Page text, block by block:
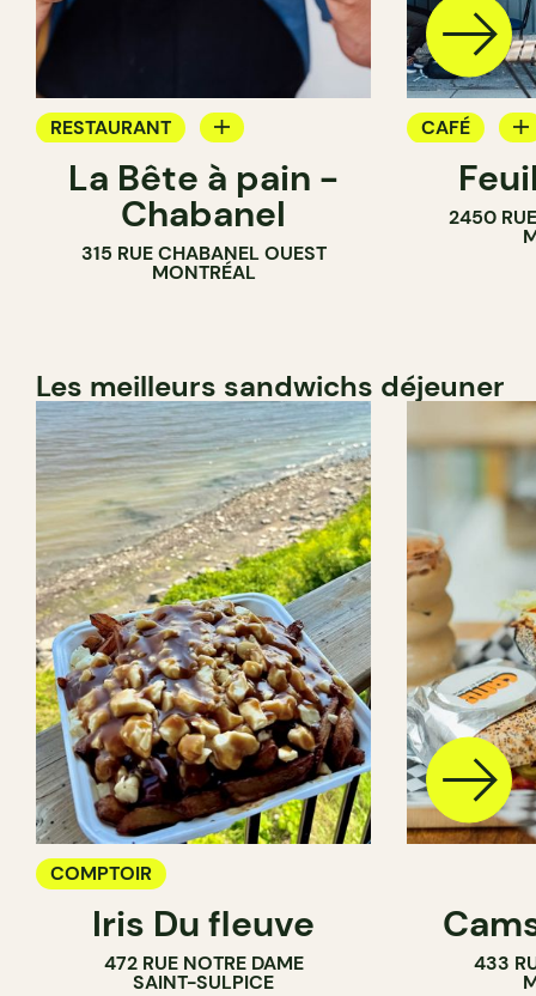
RESTAURANT
CAFÉ
PÂTISSERIE
BOULANGERIE
La Bête à pain -
Chabanel
315 RUE CHABANEL OUEST
MONTRÉAL
CAFÉ
PÂTISSERIE
2450
Les meilleurs sandwichs déjeuner
COMPTOIR
Iris Du fleuve
472 RUE NOTRE DAME
SAINT-SULPICE
433